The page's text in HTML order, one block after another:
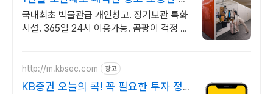
은 안전한 편안창고
국내최초 박물관급 개인창고. 장기보관 특화
시설. 365일 24시 이용가능. 곰팡이 걱정 없
http://m.kbsec.com 광고
KB증권 오늘의 콕! 꼭 필요한 투자 정